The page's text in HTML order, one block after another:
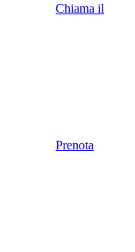
Chiama il
Prenota